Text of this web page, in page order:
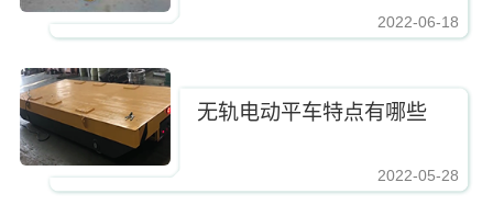
2022-06-18
无轨电动平车特点有哪些
2022-05-28